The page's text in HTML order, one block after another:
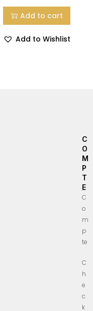
Add to cart
Add to Wishlist
C
O
M
P
T
E
C
o
m
p
te
C
h
e
c
k